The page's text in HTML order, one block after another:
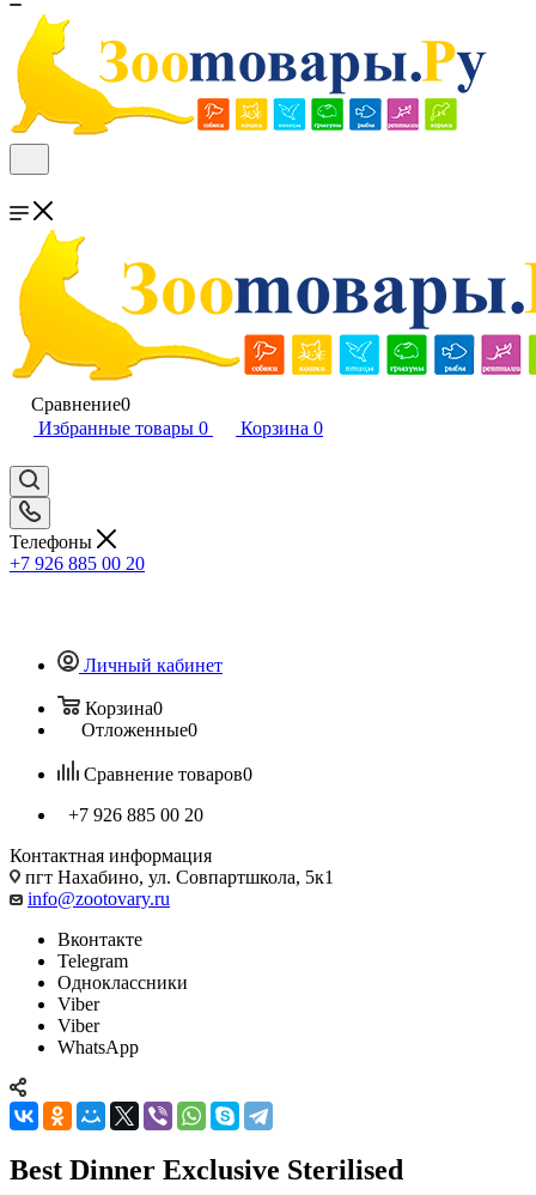
Сравнение0
Избранные товары 0 Корзина 0
Телефоны
+7 926 885 00 20
Личный кабинет
Корзина0
Отложенные0
Сравнение товаров0
+7 926 885 00 20
Контактная информация
пгт Нахабино, ул. Совпартшкола, 5к1
info@zootovary.ru
Вконтакте
Telegram
Одноклассники
Viber
Viber
WhatsApp
Best Dinner Exclusive Sterilised